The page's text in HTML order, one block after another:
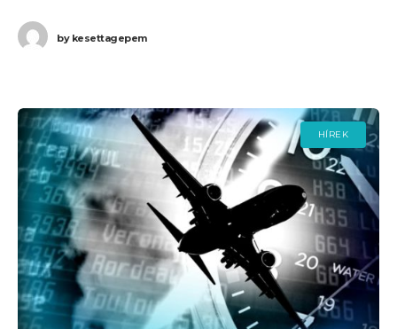
A British
bykesettagepem
HÍREK